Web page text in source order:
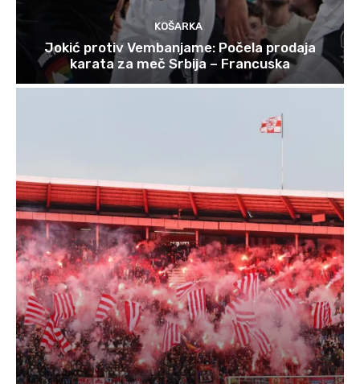
KOŠARKA
Jokić protiv Vembanjame: Počela prodaja
karata za meč Srbija – Francuska